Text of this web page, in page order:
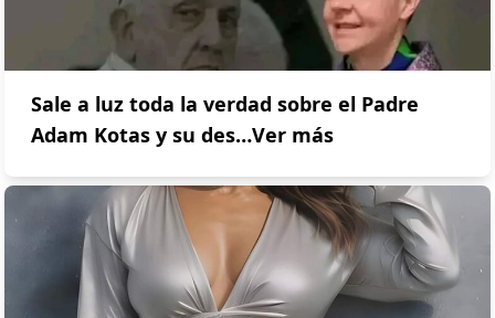
Sale a luz toda la verdad sobre el Padre
Adam Kotas y su des…Ver más